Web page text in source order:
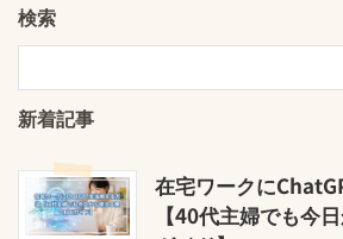
検索
新着記事
在宅ワークに
【40代主婦でも今